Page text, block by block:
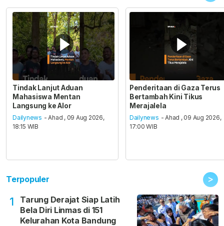
Tindak Lanjut Aduan
Mahasiswa Mentan
Langsung ke Alor
Dailynews - Ahad , 09 Aug 2026,
18:15 WIB
Penderitaan di Gaza Terus
Bertambah Kini Tikus
Merajalela
Dailynews - Ahad , 09 Aug 2026,
17:00 WIB
Terpopuler >
1
Tarung Derajat Siap Latih
Bela Diri Linmas di 151
Kelurahan Kota Bandung